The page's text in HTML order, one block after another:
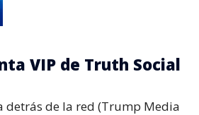
VIP de Truth Social
detrás de la red (Trump Media